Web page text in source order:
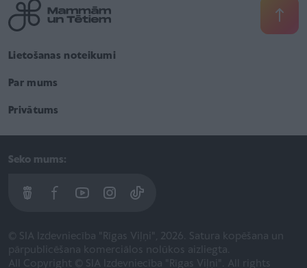
Lietošanas noteikumi
Par mums
Privātums
Seko mums:
© SIA Izdevniecība "Rīgas Viļņi", 2026. Satura kopēšana un
pārpublicēšana komerciālos nolūkos aizliegta.
All Copyright © SIA Izdevniecība "Rīgas Viļņi". All rights